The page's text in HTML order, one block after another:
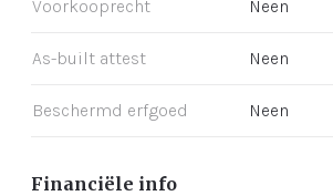
Voorkooprecht Neen
As-built attest Neen
Beschermd erfgoed Neen
Financiële info